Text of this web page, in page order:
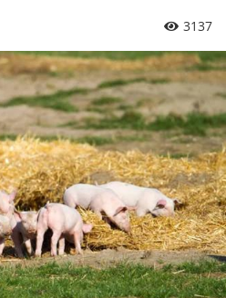
3137